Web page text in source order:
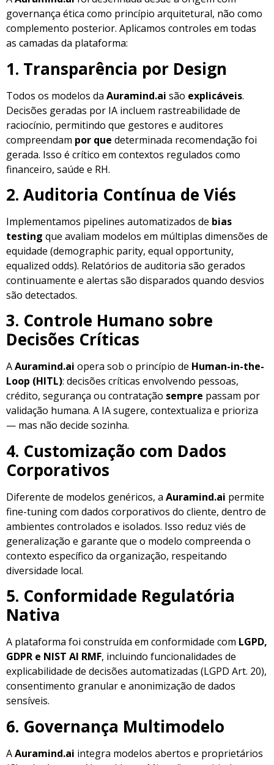
governança ética como princípio arquitetural, não como
complemento posterior. Aplicamos controles em todas
as camadas da plataforma:
1. Transparência por Design
Todos os modelos da Auramind.ai são explicáveis.
Decisões geradas por IA incluem rastreabilidade de
raciocínio, permitindo que gestores e auditores
compreendam por que determinada recomendação foi
gerada. Isso é crítico em contextos regulados como
financeiro, saúde e RH.
2. Auditoria Contínua de Viés
Implementamos pipelines automatizados de bias
testing que avaliam modelos em múltiplas dimensões de
equidade (demographic parity, equal opportunity,
equalized odds). Relatórios de auditoria são gerados
continuamente e alertas são disparados quando desvios
são detectados.
3. Controle Humano sobre
Decisões Críticas
AAuramind.ai opera sob o princípio de Human-in-the-
Loop (HITL): decisões críticas envolvendo pessoas,
crédito, segurança ou contratação sempre passam por
validação humana. A IA sugere, contextualiza e prioriza
— mas não decide sozinha.
4. Customização com Dados
Corporativos
Diferente de modelos genéricos, a Auramind.ai permite
fine-tuning com dados corporativos do cliente, dentro de
ambientes controlados e isolados. Isso reduz viés de
generalização e garante que o modelo compreenda o
contexto específico da organização, respeitando
diversidade local.
5. Conformidade Regulatória
Nativa
A plataforma foi construída em conformidade com LGPD,
GDPR e NIST AI RMF, incluindo funcionalidades de
explicabilidade de decisões automatizadas (LGPD Art. 20),
consentimento granular e anonimização de dados
sensíveis.
6. Governança Multimodelo
AAuramind.ai integra modelos abertos e proprietários